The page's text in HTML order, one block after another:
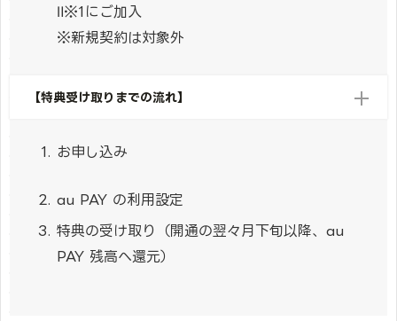
Ⅱ※1にご加入
※新規契約は対象外
【特典受け取りまでの流れ】
お申し込み
au PAY の利用設定
特典の受け取り（開通の翌々月下旬以降、au
PAY 残高へ還元）